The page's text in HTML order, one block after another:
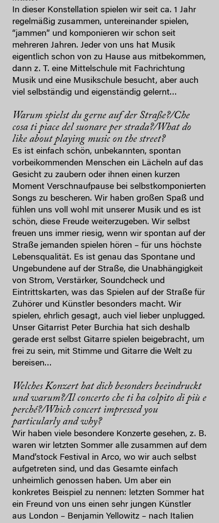
In dieser Konstellation spielen wir seit ca. 1 Jahr
regelmäßig zusammen, untereinander spielen,
“jammen” und komponieren wir schon seit
mehreren Jahren. Jeder von uns hat Musik
eigentlich schon von zu Hause aus mitbekommen,
dann z. T. eine Mittelschule mit Fachrichtung
Musik und eine Musikschule besucht, aber auch
viel selbständig und eigenständig gelernt…
Warum spielst du gerne auf der Straße?/Che
cosa ti piace del suonare per strada?/What do
like about playing music on the street?
Es ist einfach schön, unbekannten, spontan
vorbeikommenden Menschen ein Lächeln auf das
Gesicht zu zaubern oder ihnen einen kurzen
Moment Verschnaufpause bei selbstkomponierten
Songs zu bescheren. Wir haben großen Spaß und
fühlen uns voll wohl mit unserer Musik und es ist
schön, diese Freude weiterzugeben. Wir selbst
freuen uns immer riesig, wenn wir spontan auf der
Straße jemanden spielen hören – für uns höchste
Lebensqualität. Es ist genau das Spontane und
Ungebundene auf der Straße, die Unabhängigkeit
von Strom, Verstärker, Soundcheck und
Eintrittskarten, was das Spielen auf der Straße für
Zuhörer und Künstler besonders macht. Wir
spielen, ehrlich gesagt, auch viel lieber unplugged.
Unser Gitarrist Peter Burchia hat sich deshalb
gerade erst selbst Gitarre spielen beigebracht, um
frei zu sein, mit Stimme und Gitarre die Welt zu
bereisen…
Welches Konzert hat dich besonders beeindruckt
und warum?/Il concerto che ti ha colpito di più e
perché?/Which concert impressed you
particularly and why?
Wir haben viele besondere Konzerte gesehen, z. B.
waren wir letzten Sommer alle zusammen auf dem
Mand’stock Festival in Arco, wo wir auch selbst
aufgetreten sind, und das Gesamte einfach
unheimlich genossen haben. Um aber ein
konkretes Beispiel zu nennen: letzten Sommer hat
ein Freund von uns einen sehr jungen Künstler
aus London – Benjamin Yellowitz – nach Italien